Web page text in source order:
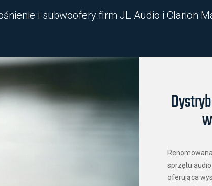
i subwoofery firm JL Audio i Clarion
sprzętu
oferująca